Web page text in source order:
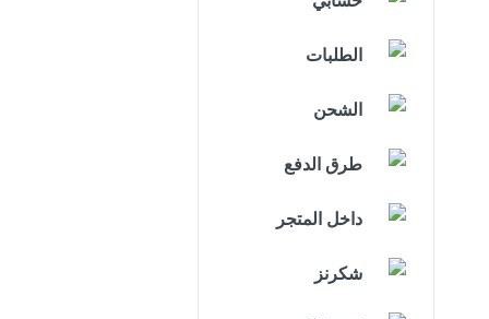
الطلبات
الشحن
طرق الدفع
داخل المتجر
شكرنز